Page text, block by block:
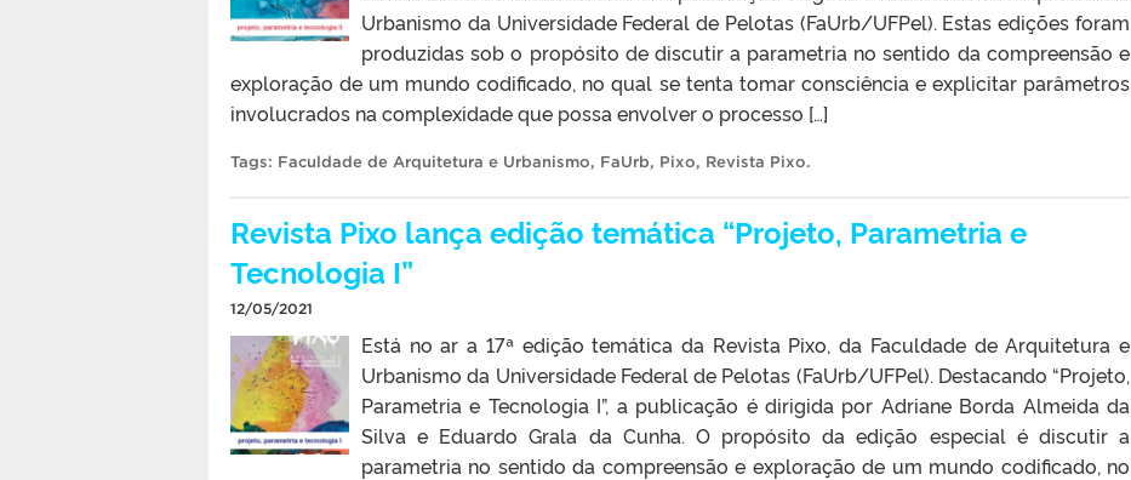
Urbanismo da Universidade Federal de Pelotas (FaUrb/UFPel). Estas edições foram
produzidas sob o propósito de discutir a parametria no sentido da compreensão e
exploração de um mundo codificado, no qual se tenta tomar consciência e explicitar parâmetros
involucrados na complexidade que possa envolver o processo […]
Tags: Faculdade de Arquitetura e Urbanismo, FaUrb, Pixo, Revista Pixo.
Revista Pixo lança edição temática “Projeto, Parametria e
Tecnologia I”
12/05/2021
Está no ar a 17ª edição temática da Revista Pixo, da Faculdade de Arquitetura e
Urbanismo da Universidade Federal de Pelotas (FaUrb/UFPel). Destacando “Projeto,
Parametria e Tecnologia I”, a publicação é dirigida por Adriane Borda Almeida da
Silva e Eduardo Grala da Cunha. O propósito da edição especial é discutir a
parametria no sentido da compreensão e exploração de um mundo codificado, no